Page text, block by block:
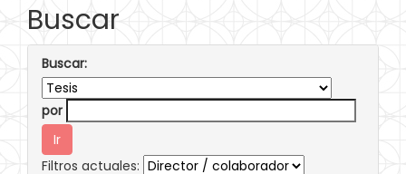
Buscar
Buscar:
por
Filtros actuales: